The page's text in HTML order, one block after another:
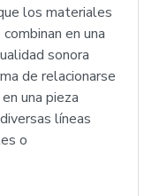
los materiales
en una
sonora
de relacionarse
una pieza
líneas
o